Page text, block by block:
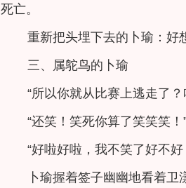
死亡。
重新把头埋下去的卜瑜：
三、属鸵鸟的卜瑜
“所以你就从比赛上逃走了
“还笑！笑死你算了笑笑笑！
“好啦好啦，我不笑了好不
卜瑜握着签子幽幽地看着